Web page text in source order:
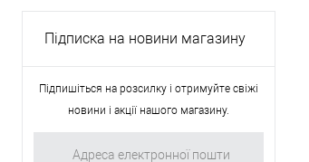
Підписка на новини магазину
Підпишіться на розсилку і отримуйте свіжі
новини і акції нашого магазину.